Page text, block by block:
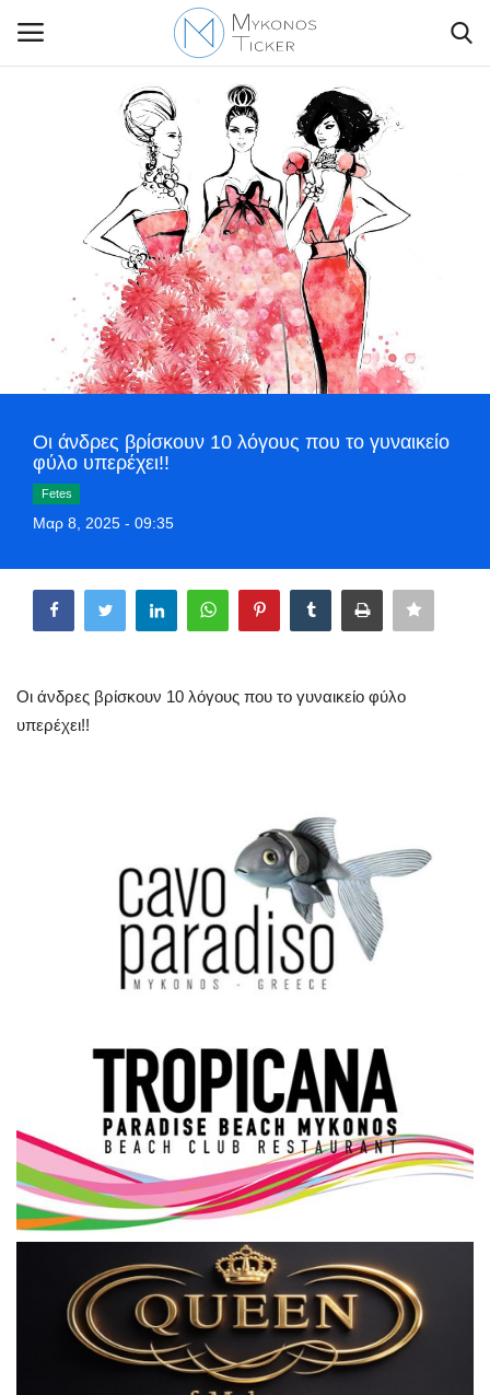
Travel
World
Style Adorés
Greece
Entertainment
Arts & Culture
Mykonos Ticker TV
Σεβασμιώτατος Δωρόθεος Β’
Cost Of Living Crisis
Opinion + Analysis
L’Art des Sens
All News
Οι άνδρες βρίσκουν 10 λόγους που το γυναικείο
φύλο υπερέχει!!
Fetes
Μαρ 8, 2025 - 09:35
Οι άνδρες βρίσκουν 10 λόγους που το γυναικείο φύλο
υπερέχει!!